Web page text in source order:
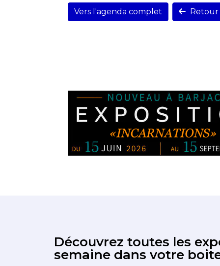
Vers l'agenda complet Retour
Découvrez toutes les
semaine dans votre